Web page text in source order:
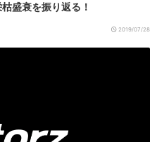
盛衰を振り返る！
2019/07/28